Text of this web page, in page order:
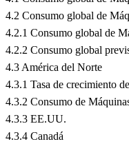
4.2 Consumo global de
4.2.1 Consumo global de
4.2.2 Consumo global
4.3 América del Norte
4.3.1 Tasa de crecimiento
4.3.2 Consumo de
4.3.3 EE.UU.
4.3.4 Canadá